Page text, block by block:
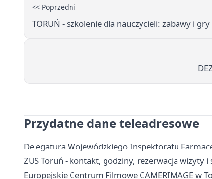
<< Poprzedni
TORUŃ - szkolenie dla nauczycieli: zabawy i
Przydatne dane teleadresowe
Delegatura Wojewódzkiego Inspektoratu
ZUS Toruń - kontakt, godziny, rezerwacja wizyty i
Europejskie Centrum Filmowe CAMERIMAGE w